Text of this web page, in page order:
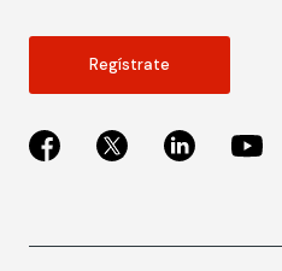
Regístrate